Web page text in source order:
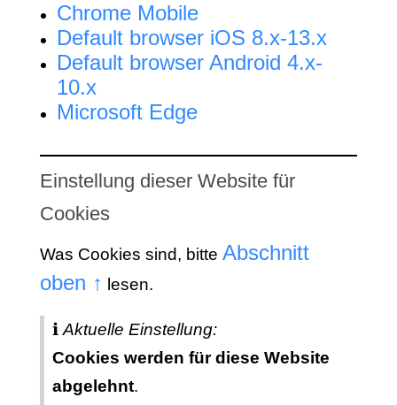
Chrome Mobile
Default browser iOS 8.x-13.x
Default browser Android 4.x-
10.x
Microsoft Edge
Einstellung dieser Website für
Cookies
Was Cookies sind, bitte Abschnitt
oben ↑ lesen.
ℹAktuelle Einstellung:
Cookies werden für diese Website
abgelehnt.